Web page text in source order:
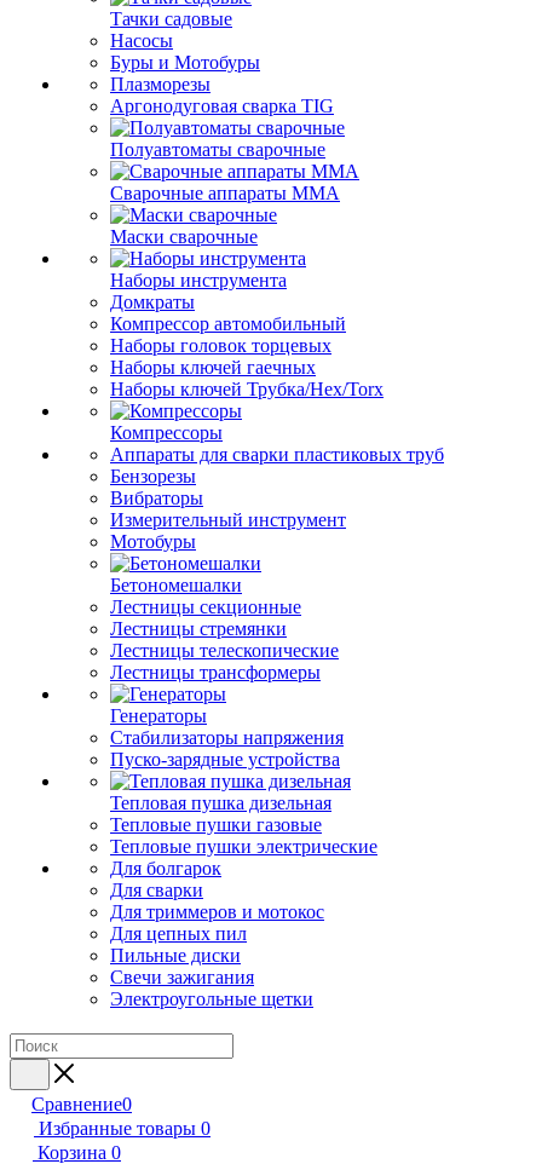
Тачки садовые
Насосы
Буры и Мотобуры
Плазморезы
Аргонодуговая сварка TIG
Полуавтоматы сварочные
Сварочные аппараты ММА
Маски сварочные
Наборы инструмента
Домкраты
Компрессор автомобильный
Наборы головок торцевых
Наборы ключей гаечных
Наборы ключей Трубка/Hex/Torx
Компрессоры
Аппараты для сварки пластиковых труб
Бензорезы
Вибраторы
Измерительный инструмент
Мотобуры
Бетономешалки
Лестницы секционные
Лестницы стремянки
Лестницы телескопические
Лестницы трансформеры
Генераторы
Стабилизаторы напряжения
Пуско-зарядные устройства
Тепловая пушка дизельная
Тепловые пушки газовые
Тепловые пушки электрические
Для болгарок
Для сварки
Для триммеров и мотокос
Для цепных пил
Пильные диски
Свечи зажигания
Электроугольные щетки
Сравнение0
Избранные товары 0
Корзина 0